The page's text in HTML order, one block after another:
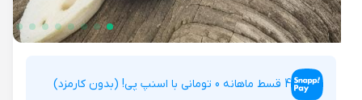
4 قسط ماهانه 0 تومانی با اسنپ پی! (بدون کارمزد)